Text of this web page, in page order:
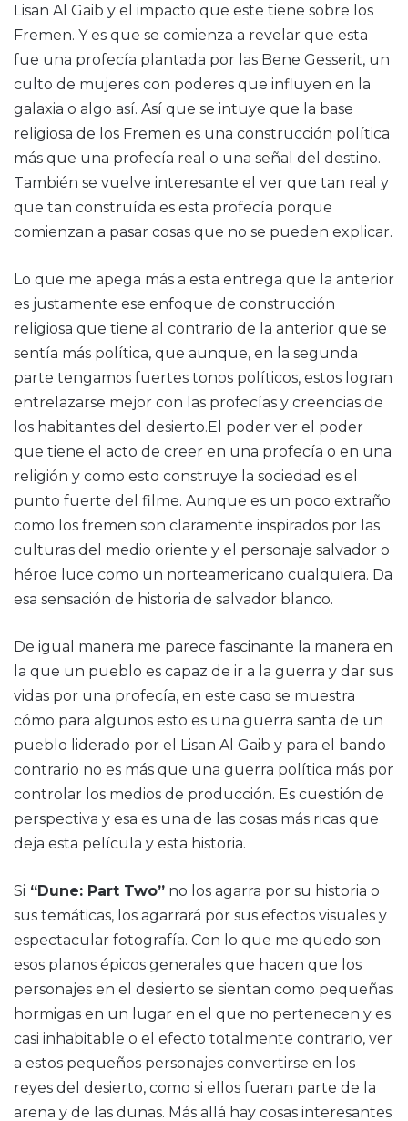
Lisan Al Gaib y el impacto que este tiene sobre los
Fremen. Y es que se comienza a revelar que esta
fue una profecía plantada por las Bene Gesserit, un
culto de mujeres con poderes que influyen en la
galaxia o algo así. Así que se intuye que la base
religiosa de los Fremen es una construcción política
más que una profecía real o una señal del destino.
También se vuelve interesante el ver que tan real y
que tan construída es esta profecía porque
comienzan a pasar cosas que no se pueden explicar.
Lo que me apega más a esta entrega que la anterior
es justamente ese enfoque de construcción
religiosa que tiene al contrario de la anterior que se
sentía más política, que aunque, en la segunda
parte tengamos fuertes tonos políticos, estos logran
entrelazarse mejor con las profecías y creencias de
los habitantes del desierto.El poder ver el poder
que tiene el acto de creer en una profecía o en una
religión y como esto construye la sociedad es el
punto fuerte del filme. Aunque es un poco extraño
como los fremen son claramente inspirados por las
culturas del medio oriente y el personaje salvador o
héroe luce como un norteamericano cualquiera. Da
esa sensación de historia de salvador blanco.
De igual manera me parece fascinante la manera en
la que un pueblo es capaz de ir a la guerra y dar sus
vidas por una profecía, en este caso se muestra
cómo para algunos esto es una guerra santa de un
pueblo liderado por el Lisan Al Gaib y para el bando
contrario no es más que una guerra política más por
controlar los medios de producción. Es cuestión de
perspectiva y esa es una de las cosas más ricas que
deja esta película y esta historia.
Si “Dune: Part Two” no los agarra por su historia o
sus temáticas, los agarrará por sus efectos visuales y
espectacular fotografía. Con lo que me quedo son
esos planos épicos generales que hacen que los
personajes en el desierto se sientan como pequeñas
hormigas en un lugar en el que no pertenecen y es
casi inhabitable o el efecto totalmente contrario, ver
a estos pequeños personajes convertirse en los
reyes del desierto, como si ellos fueran parte de la
arena y de las dunas. Más allá hay cosas interesantes